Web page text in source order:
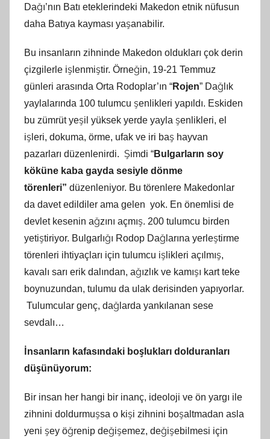
Dağı’nın Batı eteklerindeki Makedon etnik nüfusun
daha Batıya kayması yaşanabilir.
Bu insanların zihninde Makedon oldukları çok derin
çizgilerle işlenmiştir. Örneğin, 19-21 Temmuz
günleri arasında Orta Rodoplar’ın “Rojen” Dağlık
yaylalarında 100 tulumcu şenlikleri yapıldı. Eskiden
bu zümrüt yeşil yüksek yerde yayla şenlikleri, el
işleri, dokuma, örme, ufak ve iri baş hayvan
pazarları düzenlenirdi. Şimdi “Bulgarların soy
köküne kaba gayda sesiyle dönme
törenleri” düzenleniyor. Bu törenlere Makedonlar
da davet edildiler ama gelen yok. En önemlisi de
devlet kesenin ağzını açmış. 200 tulumcu birden
yetiştiriyor. Bulgarlığı Rodop Dağlarına yerleştirme
törenleri ihtiyaçları için tulumcu işlikleri açılmış,
kavalı sarı erik dalından, ağızlık ve kamışı kart teke
boynuzundan, tulumu da ulak derisinden yapıyorlar.
Tulumcular genç, dağlarda yankılanan sese
sevdalı…
İnsanların kafasındaki boşlukları dolduranları
düşünüyorum:
Bir insan her hangi bir inanç, ideoloji ve ön yargı ile
zihnini doldurmuşsa o kişi zihnini boşaltmadan asla
yeni şey öğrenip değişemez, değişebilmesi için